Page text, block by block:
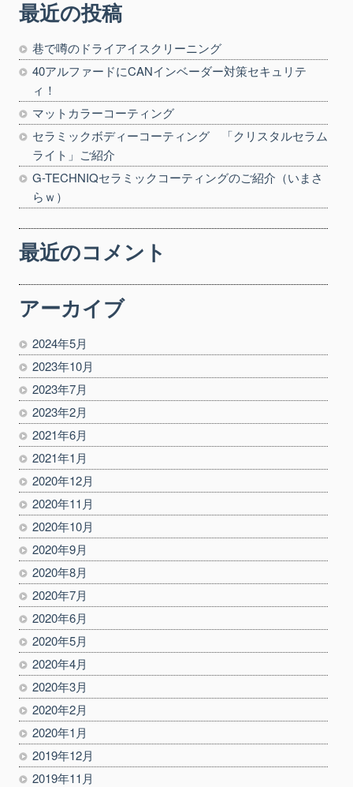
最近の投稿
巷で噂のドライアイスクリーニング
40アルファードにCANインベーダー対策セキュリテ
ィ！
マットカラーコーティング
セラミックボディーコーティング 「クリスタルセラム
ライト」ご紹介
G-TECHNIQセラミックコーティングのご紹介（いまさ
らｗ）
最近のコメント
アーカイブ
2024年5月
2023年10月
2023年7月
2023年2月
2021年6月
2021年1月
2020年12月
2020年11月
2020年10月
2020年9月
2020年8月
2020年7月
2020年6月
2020年5月
2020年4月
2020年3月
2020年2月
2020年1月
2019年12月
2019年11月